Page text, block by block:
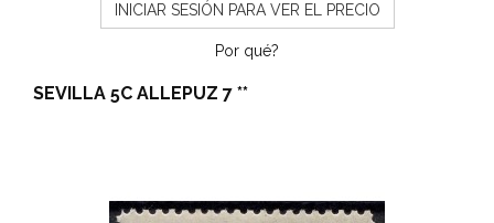
INICIAR SESIÓN PARA VER EL PRECIO
Por qué?
SEVILLA 5C ALLEPUZ 7 **